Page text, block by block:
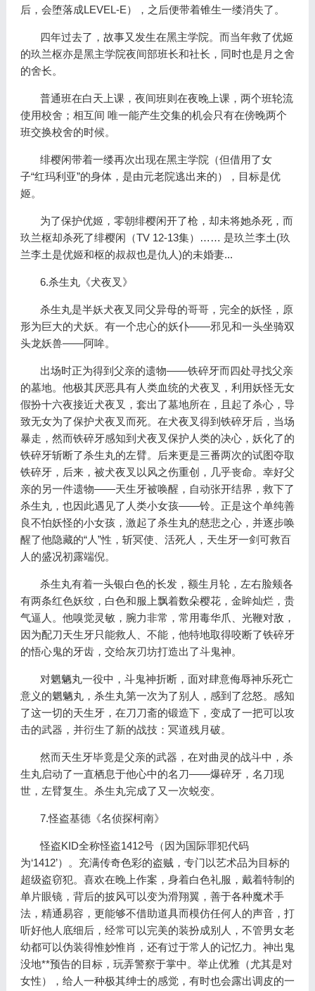
后，会堕落成LEVEL-E），之后便带着锥生一缕消失了。
四年过去了，故事又发生在黑主学院。而当年救了优姬
的玖兰枢亦是黑主学院夜间部班长和社长，同时也是月之舍
的舍长。
普通班在白天上课，夜间班则在夜晚上课，两个班轮流
使用校舍；相互间 唯一能产生交集的机会只有在傍晚两个
班交换校舍的时候。
绯樱闲带着一缕再次出现在黑主学院（但借用了女
子“红玛利亚”的身体，是由元老院逃出来的），目标是优
姬。
为了保护优姬，零朝绯樱闲开了枪，却未将她杀死，而
玖兰枢却杀死了绯樱闲（TV 12-13集）…… 是玖兰李土(玖
兰李土是优姬和枢的叔叔也是仇人)的未婚妻...
6.杀生丸《犬夜叉》
杀生丸是半妖犬夜叉同父异母的哥哥，完全的妖怪，原
形为巨大的犬妖。有一个忠心的妖仆——邪见和一头坐骑双
头龙妖兽——阿哞。
出场时正为得到父亲的遗物——铁碎牙而四处寻找父亲
的墓地。他极其厌恶具有人类血统的犬夜叉，利用妖怪无女
假扮十六夜接近犬夜叉，套出了墓地所在，且起了杀心，导
致无女为了保护犬夜叉而死。在犬夜叉得到铁碎牙后，当场
暴走，然而铁碎牙感知到犬夜叉保护人类的决心，妖化了的
铁碎牙斩断了杀生丸的左臂。后来更是三番两次的试图夺取
铁碎牙，后来，被犬夜叉以风之伤重创，几乎丧命。幸好父
亲的另一件遗物——天生牙被唤醒，自动张开结界，救下了
杀生丸，也因此遇见了人类小女孩——铃。正是这个单纯善
良不怕妖怪的小女孩，激起了杀生丸的慈悲之心，并逐步唤
醒了他隐藏的“人”性，斩冥使、活死人，天生牙一剑可救百
人的盛况初露端倪。
杀生丸有着一头银白色的长发，额生月轮，左右脸颊各
有两条红色妖纹，白色和服上飘着数朵樱花，金眸灿烂，贵
气逼人。他嗅觉灵敏，腕力非常，常用毒华爪、光鞭对敌，
因为配刀天生牙只能救人、不能，他特地取得咬断了铁碎牙
的悟心鬼的牙齿，交给灰刃坊打造出了斗鬼神。
对魍魉丸一役中，斗鬼神折断，面对肆意侮辱神乐死亡
意义的魍魉丸，杀生丸第一次为了别人，感到了忿怒。感知
了这一切的天生牙，在刀刀斋的锻造下，变成了一把可以攻
击的武器，并衍生了新的战技：冥道残月破。
然而天生牙毕竟是父亲的武器，在对曲灵的战斗中，杀
生丸启动了一直栖息于他心中的名刀——爆碎牙，名刀现
世，左臂复生。杀生丸完成了又一次蜕变。
7.怪盗基德《名侦探柯南》
怪盗KID全称怪盗1412号（因为国际罪犯代码
为‘1412’）。充满传奇色彩的盗贼，专门以艺术品为目标的
超级盗窃犯。喜欢在晚上作案，身着白色礼服，戴着特制的
单片眼镜，背后的披风可以变为滑翔翼，善于各种魔术手
法，精通易容，更能够不借助道具而模仿任何人的声音，打
听好他人底细后，经常可以完美的装扮成别人，不管男女老
幼都可以伪装得惟妙惟肖，还有过于常人的记忆力。神出鬼
没地**预告的目标，玩弄警察于掌中。举止优雅（尤其是对
女性），给人一种极其绅士的感觉，有时也会露出调皮的一